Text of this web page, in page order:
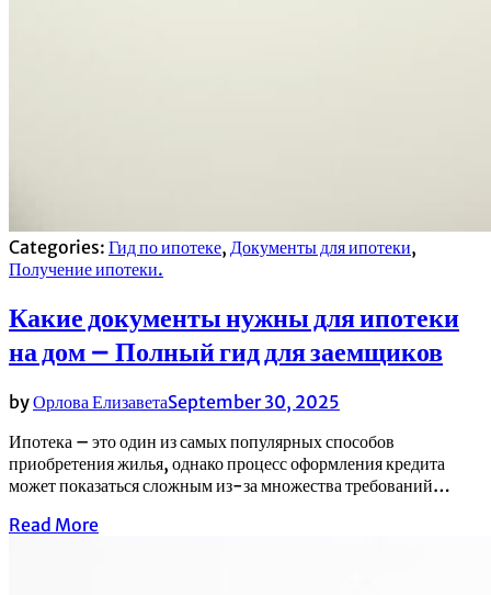
Categories: Гид по ипотеке, Документы для ипотеки,
Получение ипотеки.
Какие документы нужны для ипотеки
на дом – Полный гид для заемщиков
byОрлова ЕлизаветаSeptember 30, 2025
Ипотека – это один из самых популярных способов
приобретения жилья, однако процесс оформления кредита
может показаться сложным из-за множества требований…
Read More